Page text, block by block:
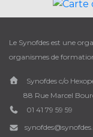
Le Synofdes est une
organismes de
Synofdes c/o
88 Rue Marcel
01 41 79 59 59